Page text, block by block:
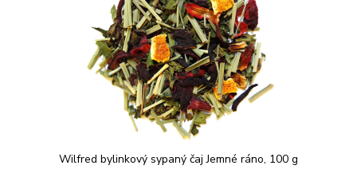
Wilfred bylinkový sypaný čaj Jemné ráno, 100 g